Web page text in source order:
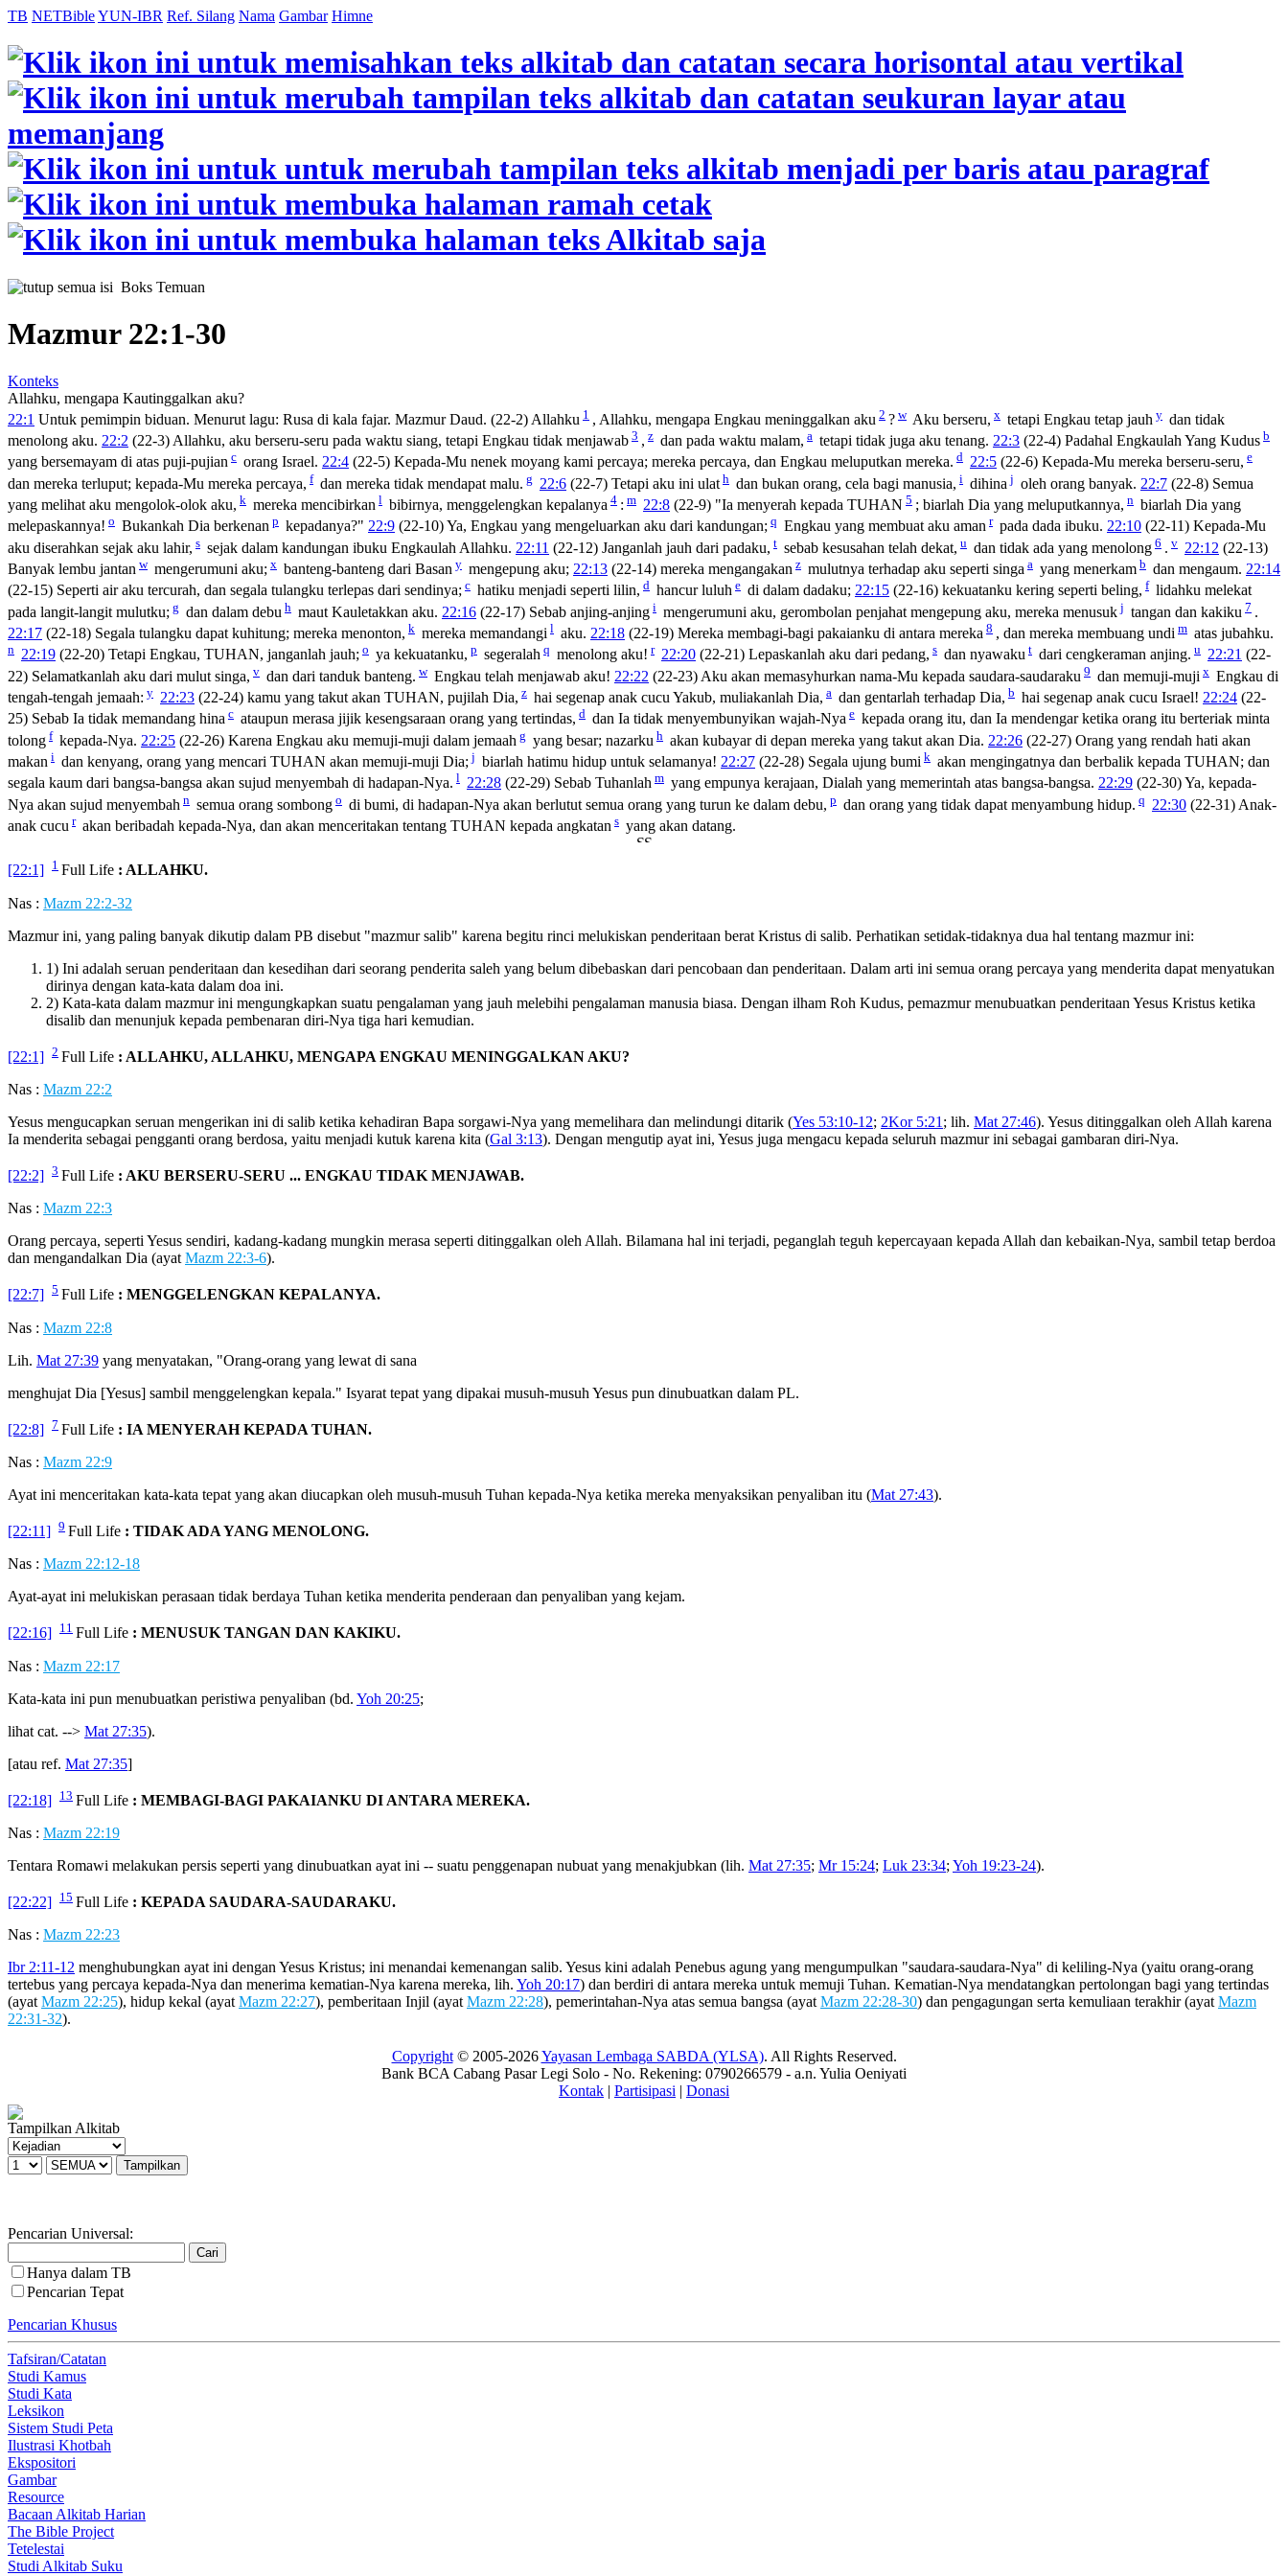
TB NETBibleYUN-IBR Ref. Silang Nama Gambar Himne
Boks Temuan
Mazmur 22:1-30
Konteks
Allahku, mengapa Kautinggalkan aku?
22:1 Untuk pemimpin biduan. Menurut lagu: Rusa di kala fajar. Mazmur Daud. (22-2) Allahku 1 , Allahku, mengapa Engkau meninggalkan aku 2 ? w Aku berseru, x tetapi Engkau tetap jauh y dan tidak
menolong aku. 22:2 (22-3) Allahku, aku berseru-seru pada waktu siang, tetapi Engkau tidak menjawab 3 , z dan pada waktu malam, a tetapi tidak juga aku tenang. 22:3 (22-4) Padahal Engkaulah Yang Kudus b
yang bersemayam di atas puji-pujian c orang Israel. 22:4 (22-5) Kepada-Mu nenek moyang kami percaya; mereka percaya, dan Engkau meluputkan mereka. d 22:5 (22-6) Kepada-Mu mereka berseru-seru, e
dan mereka terluput; kepada-Mu mereka percaya, f dan mereka tidak mendapat malu. g 22:6 (22-7) Tetapi aku ini ulat h dan bukan orang, cela bagi manusia, i dihina j oleh orang banyak. 22:7 (22-8) Semua
yang melihat aku mengolok-olok aku, k mereka mencibirkan l bibirnya, menggelengkan kepalanya 4 : m 22:8 (22-9) "Ia menyerah kepada TUHAN 5 ; biarlah Dia yang meluputkannya, n biarlah Dia yang
melepaskannya! o Bukankah Dia berkenan p kepadanya?" 22:9 (22-10) Ya, Engkau yang mengeluarkan aku dari kandungan; q Engkau yang membuat aku aman r pada dada ibuku. 22:10 (22-11) Kepada-Mu
aku diserahkan sejak aku lahir, s sejak dalam kandungan ibuku Engkaulah Allahku. 22:11 (22-12) Janganlah jauh dari padaku, t sebab kesusahan telah dekat, u dan tidak ada yang menolong 6 . v 22:12 (22-13)
Banyak lembu jantan w mengerumuni aku; x banteng-banteng dari Basan y mengepung aku; 22:13 (22-14) mereka mengangakan z mulutnya terhadap aku seperti singa a yang menerkam b dan mengaum. 22:14
(22-15) Seperti air aku tercurah, dan segala tulangku terlepas dari sendinya; c hatiku menjadi seperti lilin, d hancur luluh e di dalam dadaku; 22:15 (22-16) kekuatanku kering seperti beling, f lidahku melekat
pada langit-langit mulutku; g dan dalam debu h maut Kauletakkan aku. 22:16 (22-17) Sebab anjing-anjing i mengerumuni aku, gerombolan penjahat mengepung aku, mereka menusuk j tangan dan kakiku 7 .
22:17 (22-18) Segala tulangku dapat kuhitung; mereka menonton, k mereka memandangi l aku. 22:18 (22-19) Mereka membagi-bagi pakaianku di antara mereka 8 , dan mereka membuang undi m atas jubahku.
n 22:19 (22-20) Tetapi Engkau, TUHAN, janganlah jauh; o ya kekuatanku, p segeralah q menolong aku! r 22:20 (22-21) Lepaskanlah aku dari pedang, s dan nyawaku t dari cengkeraman anjing. u 22:21 (22-
22) Selamatkanlah aku dari mulut singa, v dan dari tanduk banteng. w Engkau telah menjawab aku! 22:22 (22-23) Aku akan memasyhurkan nama-Mu kepada saudara-saudaraku 9 dan memuji-muji x Engkau di
tengah-tengah jemaah: y 22:23 (22-24) kamu yang takut akan TUHAN, pujilah Dia, z hai segenap anak cucu Yakub, muliakanlah Dia, a dan gentarlah terhadap Dia, b hai segenap anak cucu Israel! 22:24 (22-
25) Sebab Ia tidak memandang hina c ataupun merasa jijik kesengsaraan orang yang tertindas, d dan Ia tidak menyembunyikan wajah-Nya e kepada orang itu, dan Ia mendengar ketika orang itu berteriak minta
tolong f kepada-Nya. 22:25 (22-26) Karena Engkau aku memuji-muji dalam jemaah g yang besar; nazarku h akan kubayar di depan mereka yang takut akan Dia. 22:26 (22-27) Orang yang rendah hati akan
makan i dan kenyang, orang yang mencari TUHAN akan memuji-muji Dia; j biarlah hatimu hidup untuk selamanya! 22:27 (22-28) Segala ujung bumi k akan mengingatnya dan berbalik kepada TUHAN; dan
segala kaum dari bangsa-bangsa akan sujud menyembah di hadapan-Nya. l 22:28 (22-29) Sebab Tuhanlah m yang empunya kerajaan, Dialah yang memerintah atas bangsa-bangsa. 22:29 (22-30) Ya, kepada-
Nya akan sujud menyembah n semua orang sombong o di bumi, di hadapan-Nya akan berlutut semua orang yang turun ke dalam debu, p dan orang yang tidak dapat menyambung hidup. q 22:30 (22-31) Anak-
anak cucu r akan beribadah kepada-Nya, dan akan menceritakan tentang TUHAN kepada angkatan s yang akan datang.
[22:1] 1 Full Life : ALLAHKU.
Nas : Mazm 22:2-32
Mazmur ini, yang paling banyak dikutip dalam PB disebut "mazmur salib" karena begitu rinci melukiskan penderitaan berat Kristus di salib. Perhatikan setidak-tidaknya dua hal tentang mazmur ini:
1) Ini adalah seruan penderitaan dan kesedihan dari seorang penderita saleh yang belum dibebaskan dari pencobaan dan penderitaan. Dalam arti ini semua orang percaya yang menderita dapat menyatukan
dirinya dengan kata-kata dalam doa ini.
2) Kata-kata dalam mazmur ini mengungkapkan suatu pengalaman yang jauh melebihi pengalaman manusia biasa. Dengan ilham Roh Kudus, pemazmur menubuatkan penderitaan Yesus Kristus ketika
disalib dan menunjuk kepada pembenaran diri-Nya tiga hari kemudian.
[22:1] 2 Full Life : ALLAHKU, ALLAHKU, MENGAPA ENGKAU MENINGGALKAN AKU?
Nas : Mazm 22:2
Yesus mengucapkan seruan mengerikan ini di salib ketika kehadiran Bapa sorgawi-Nya yang memelihara dan melindungi ditarik (Yes 53:10-12; 2Kor 5:21 ; lih. Mat 27:46). Yesus ditinggalkan oleh Allah karena
Ia menderita sebagai pengganti orang berdosa, yaitu menjadi kutuk karena kita (Gal 3:13). Dengan mengutip ayat ini, Yesus juga mengacu kepada seluruh mazmur ini sebagai gambaran diri-Nya.
[22:2] 3 Full Life : AKU BERSERU-SERU ... ENGKAU TIDAK MENJAWAB.
Nas : Mazm 22:3
Orang percaya, seperti Yesus sendiri, kadang-kadang mungkin merasa seperti ditinggalkan oleh Allah. Bilamana hal ini terjadi, peganglah teguh kepercayaan kepada Allah dan kebaikan-Nya, sambil tetap berdoa
dan mengandalkan Dia (ayat Mazm 22:3-6).
[22:7] 5 Full Life : MENGGELENGKAN KEPALANYA.
Nas : Mazm 22:8
Lih. Mat 27:39 yang menyatakan, "Orang-orang yang lewat di sana
menghujat Dia [Yesus] sambil menggelengkan kepala." Isyarat tepat yang dipakai musuh-musuh Yesus pun dinubuatkan dalam PL.
[22:8] 7 Full Life : IA MENYERAH KEPADA TUHAN.
Nas : Mazm 22:9
Ayat ini menceritakan kata-kata tepat yang akan diucapkan oleh musuh-musuh Tuhan kepada-Nya ketika mereka menyaksikan penyaliban itu (Mat 27:43).
[22:11] 9 Full Life : TIDAK ADA YANG MENOLONG.
Nas : Mazm 22:12-18
Ayat-ayat ini melukiskan perasaan tidak berdaya Tuhan ketika menderita penderaan dan penyaliban yang kejam.
[22:16] 11 Full Life : MENUSUK TANGAN DAN KAKIKU.
Nas : Mazm 22:17
Kata-kata ini pun menubuatkan peristiwa penyaliban (bd. Yoh 20:25;
lihat cat. --> Mat 27:35).
[atau ref. Mat 27:35]
[22:18] 13 Full Life : MEMBAGI-BAGI PAKAIANKU DI ANTARA MEREKA.
Nas : Mazm 22:19
Tentara Romawi melakukan persis seperti yang dinubuatkan ayat ini -- suatu penggenapan nubuat yang menakjubkan (lih. Mat 27:35; Mr 15:24; Luk 23:34; Yoh 19:23-24).
[22:22] 15 Full Life : KEPADA SAUDARA-SAUDARAKU.
Nas : Mazm 22:23
Ibr 2:11-12 menghubungkan ayat ini dengan Yesus Kristus; ini menandai kemenangan salib. Yesus kini adalah Penebus agung yang mengumpulkan "saudara-saudara-Nya" di keliling-Nya (yaitu orang-orang
tertebus yang percaya kepada-Nya dan menerima kematian-Nya karena mereka, lih. Yoh 20:17) dan berdiri di antara mereka untuk memuji Tuhan. Kematian-Nya mendatangkan pertolongan bagi yang tertindas
(ayat Mazm 22:25), hidup kekal (ayat Mazm 22:27), pemberitaan Injil (ayat Mazm 22:28), pemerintahan-Nya atas semua bangsa (ayat Mazm 22:28-30) dan pengagungan serta kemuliaan terakhir (ayat Mazm
22:31-32).
Copyright© 2005-2026Yayasan Lembaga SABDA (YLSA). All Rights Reserved.
Bank BCA Cabang Pasar Legi Solo - No. Rekening: 0790266579 - a.n. Yulia Oeniyati
Kontak | Partisipasi | Donasi
Tampilkan Alkitab
Pencarian Universal:
Hanya dalam TB
Pencarian Tepat
Pencarian Khusus
Tafsiran/Catatan
Studi Kamus
Studi Kata
Leksikon
Sistem Studi Peta
Ilustrasi Khotbah
Ekspositori
Gambar
Resource
Bacaan Alkitab Harian
The Bible Project
Tetelestai
Studi Alkitab Suku